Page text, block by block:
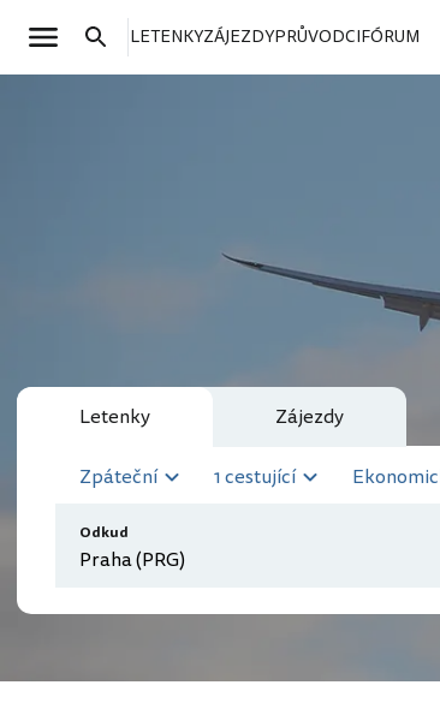
LETENKYZÁJEZDYPRŮVODCIFÓRUM
Letenky Zájezdy
Zpáteční 1 cestující
Odkud